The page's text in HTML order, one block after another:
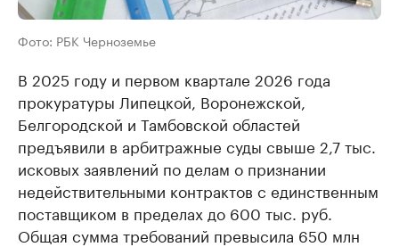
Фото: РБК Черноземье
В 2025 году и первом квартале 2026 года
прокуратуры Липецкой, Воронежской,
Белгородской и Тамбовской областей
предъявили в арбитражные суды свыше 2,7 тыс.
исковых заявлений по делам о признании
недействительными контрактов с единственным
поставщиком в пределах до 600 тыс. руб.
Общая сумма требований превысила 650 млн